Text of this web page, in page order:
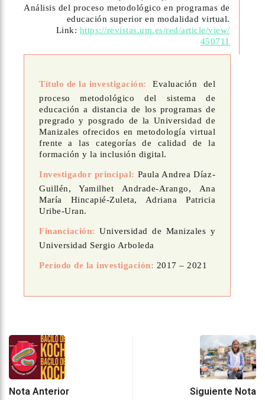
Análisis del proceso metodológico en programas de
educación superior en modalidad virtual.
Link: https://revistas.um.es/red/article/view/
450711
Título de la investigación: Evaluación del
proceso metodológico del sistema de
educación a distancia de los programas de
pregrado y posgrado de la Universidad de
Manizales ofrecidos en metodología virtual
frente a las categorías de calidad de la
formación y la inclusión digital.
Investigador principal: Paula Andrea Díaz-
Guillén, Yamilhet Andrade-Arango, Ana
María Hincapié-Zuleta, Adriana Patricia
Uribe-Uran.
Financiación: Universidad de Manizales y
Universidad Sergio Arboleda
Período de la investigación: 2017 – 2021
Nota Anterior Siguiente Nota